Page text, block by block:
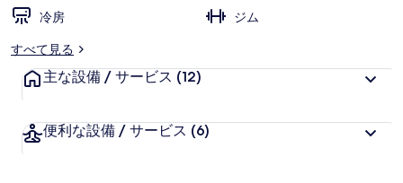
冷房
ジム
すべて見る
主な設備 / サービス (12)
便利な設備 / サービス (6)